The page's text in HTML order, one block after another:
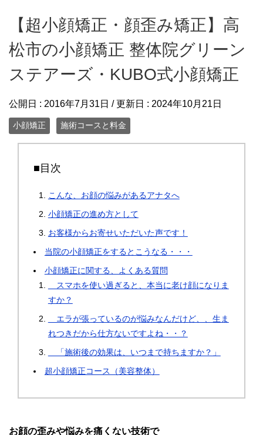
【超小顔矯正・顔歪み矯正】高
松市の小顔矯正 整体院グリーン
ステアーズ・KUBO式小顔矯正
公開日 : 2016年7月31日 / 更新日 : 2024年10月21日
小顔矯正 施術コースと料金
■目次
こんな、お顔の悩みがあるアナタへ
小顔矯正の進め方として
お客様からお寄せいただいた声です！
当院の小顔矯正をするとこうなる・・・
小顔矯正に関する、よくある質問
スマホを使い過ぎると、本当に老け顔になりま
すか？
エラが張っているのが悩みなんだけど、、生ま
れつきだから仕方ないですよね・・？
「施術後の効果は、いつまで持ちますか？」
超小顔矯正コース（美容整体）
お顔の歪みや悩みを痛くない技術で